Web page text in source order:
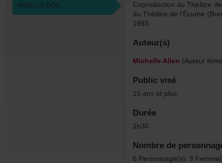
FAIREUNDON
1993
Auteur(s)
MichelleAllen
Publicvisé
15ansetplus
Durée
1h30